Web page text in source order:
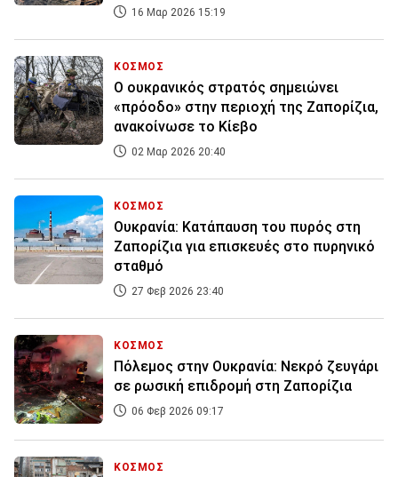
16 Μαρ 2026 15:19
ΚΟΣΜΟΣ
Ο ουκρανικός στρατός σημειώνει
«πρόοδο» στην περιοχή της Ζαπορίζια,
ανακοίνωσε το Κίεβο
02 Μαρ 2026 20:40
ΚΟΣΜΟΣ
Ουκρανία: Κατάπαυση του πυρός στη
Ζαπορίζια για επισκευές στο πυρηνικό
σταθμό
27 Φεβ 2026 23:40
ΚΟΣΜΟΣ
Πόλεμος στην Ουκρανία: Νεκρό ζευγάρι
σε ρωσική επιδρομή στη Ζαπορίζια
06 Φεβ 2026 09:17
ΚΟΣΜΟΣ